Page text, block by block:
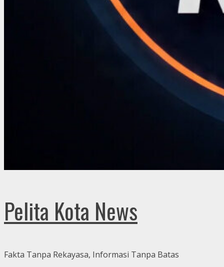
Pelita Kota News
Fakta Tanpa Rekayasa, Informasi Tanpa Batas